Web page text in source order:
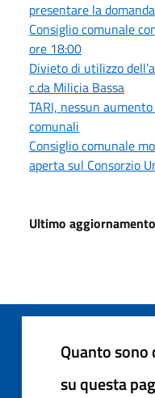
presentare la
Consiglio comunale
ore 18:00
Divieto di utilizzo
c.da Milicia Bassa
TARI, nessun
comunali
Consiglio comunale
aperta sul Consorzio
Ultimo aggiornamento
Quanto
su questa